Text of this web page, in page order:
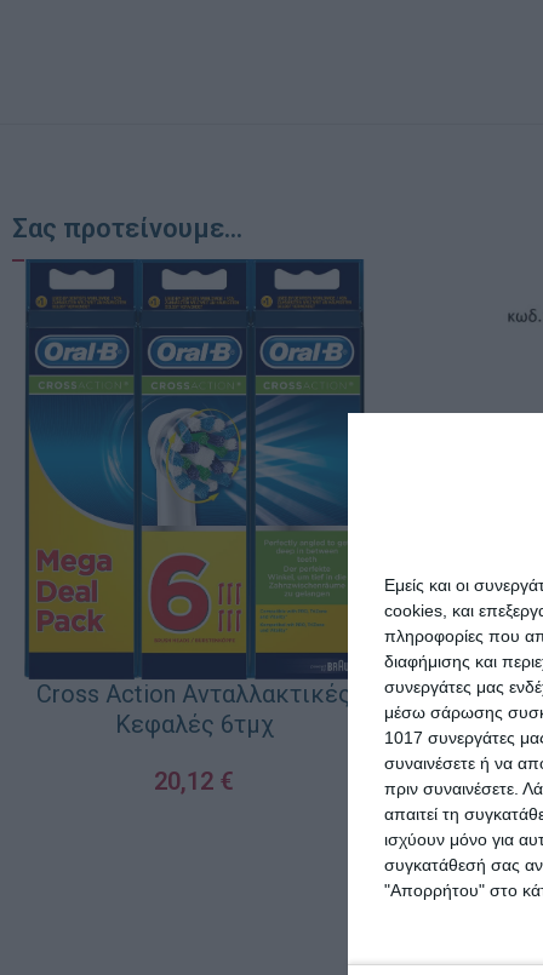
Εμείς και οι
cookies, και
πληροφορίες που
διαφήμισης και
συνεργάτες μας
μέσω σάρωσης
1017 συνεργάτες
συναινέσετε ή να
πριν συναινέσετε.
απαιτεί τη
ισχύουν μόνο για
συγκατάθεσή σας
"Απορρήτου" στο
Σας προτείνουμε...
Cross Action Ανταλλακτικές
Κεφαλές 6τμχ
20,12 €
NX Beauty